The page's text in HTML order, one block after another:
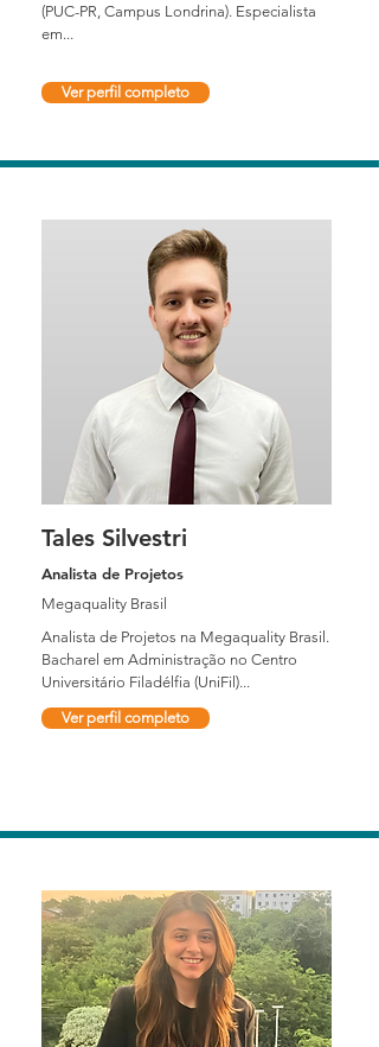
Ver perfil completo
(PUC-PR, Campus Londrina). Especialista
em...
Ver perfil completo
Tales Silvestri
Analista de Projetos
Megaquality Brasil
Analista de Projetos na Megaquality Brasil.
Bacharel em Administração no Centro
Universitário Filadélfia (UniFil)...